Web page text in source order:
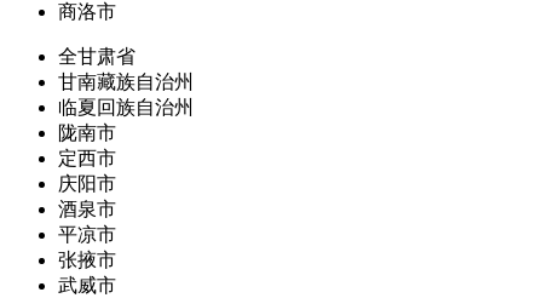
商洛市
全甘肃省
甘南藏族自治州
临夏回族自治州
陇南市
定西市
庆阳市
酒泉市
平凉市
张掖市
武威市